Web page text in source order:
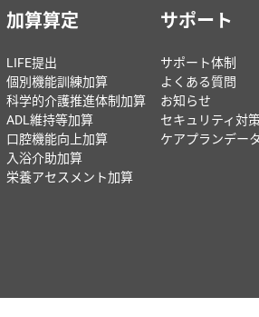
加算算定
LIFE提出
個別機能訓練加算
科学的介護推進体制加算
ADL維持等加算
口腔機能向上加算
入浴介助加算
栄養アセスメント加算
サポート
サポート体制
よくある質問
お知らせ
セキュリティ対
ケアプランデー